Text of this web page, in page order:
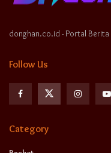
donghan.co.id - Portal
Follow Us
Category